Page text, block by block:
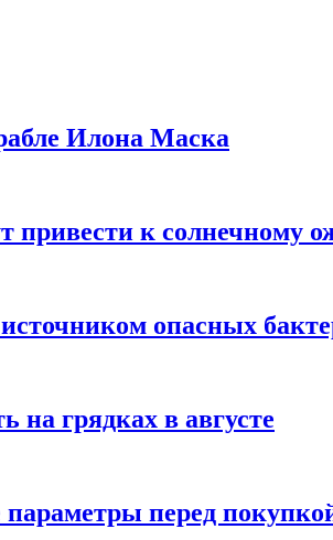
Илона Маска
к солнечному
опасных
на грядках в августе
перед